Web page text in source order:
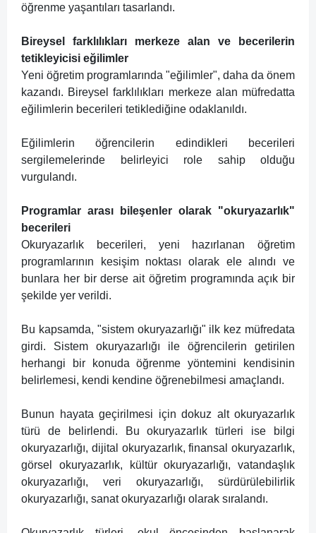
öğrenme yaşantıları tasarlandı.
Bireysel farklılıkları merkeze alan ve becerilerin
tetikleyicisi eğilimler
Yeni öğretim programlarında "eğilimler", daha da önem
kazandı. Bireysel farklılıkları merkeze alan müfredatta
eğilimlerin becerileri tetiklediğine odaklanıldı.
Eğilimlerin öğrencilerin edindikleri becerileri
sergilemelerinde belirleyici role sahip olduğu
vurgulandı.
Programlar arası bileşenler olarak "okuryazarlık"
becerileri
Okuryazarlık becerileri, yeni hazırlanan öğretim
programlarının kesişim noktası olarak ele alındı ve
bunlara her bir derse ait öğretim programında açık bir
şekilde yer verildi.
Bu kapsamda, "sistem okuryazarlığı" ilk kez müfredata
girdi. Sistem okuryazarlığı ile öğrencilerin getirilen
herhangi bir konuda öğrenme yöntemini kendisinin
belirlemesi, kendi kendine öğrenebilmesi amaçlandı.
Bunun hayata geçirilmesi için dokuz alt okuryazarlık
türü de belirlendi. Bu okuryazarlık türleri ise bilgi
okuryazarlığı, dijital okuryazarlık, finansal okuryazarlık,
görsel okuryazarlık, kültür okuryazarlığı, vatandaşlık
okuryazarlığı, veri okuryazarlığı, sürdürülebilirlik
okuryazarlığı, sanat okuryazarlığı olarak sıralandı.